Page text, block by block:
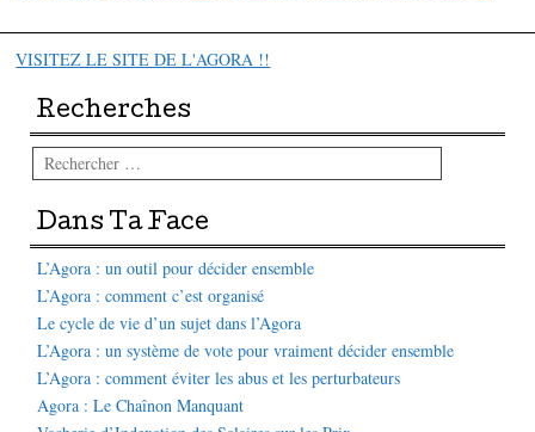
VISITEZ LE SITE DE L'AGORA !!
Recherches
Rechercher
Dans Ta Face
L’Agora : un outil pour décider ensemble
L’Agora : comment c’est organisé
Le cycle de vie d’un sujet dans l’Agora
L’Agora : un système de vote pour vraiment décider ensemble
L’Agora : comment éviter les abus et les perturbateurs
Agora : Le Chaînon Manquant